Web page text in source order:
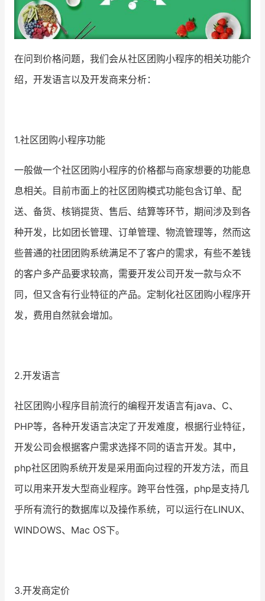
合作共进
入驻有赞
认证服务商 设计服务商
有赞云 数据通服务
在问到价格问题，我们会从社区团购小程序的相关功能介
绍，开发语言以及开发商来分析：
1.社区团购小程序功能
一般做一个社区团购小程序的价格都与商家想要的功能息
息相关。目前市面上的社区团购模式功能包含订单、配
送、备货、核销提货、售后、结算等环节，期间涉及到各
种开发，比如团长管理、订单管理、物流管理等，然而这
些普通的社团团购系统满足不了客户的需求，有些不差钱
的客户多产品要求较高，需要开发公司开发一款与众不
同，但又含有行业特征的产品。定制化社区团购小程序开
发，费用自然就会增加。
2.开发语言
社区团购小程序目前流行的编程开发语言有java、C、
PHP等，各种开发语言决定了开发难度，根据行业特征，
开发公司会根据客户需求选择不同的语言开发。其中，
php社区团购系统开发是采用面向过程的开发方法，而且
可以用来开发大型商业程序。跨平台性强，php是支持几
乎所有流行的数据库以及操作系统，可以运行在LINUX、
WINDOWS、Mac OS下。
3.开发商定价